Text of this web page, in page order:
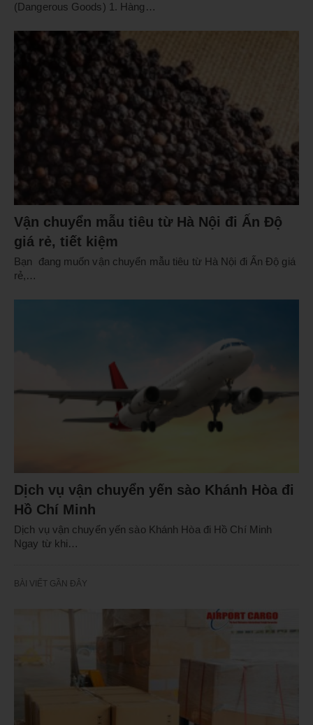
(Dangerous Goods) 1. Hàng…
Vận chuyển mẫu tiêu từ Hà Nội đi Ấn Độ
giá rẻ, tiết kiệm
Bạn đang muốn vận chuyển mẫu tiêu từ Hà Nội đi Ấn Độ giá
rẻ,…
Dịch vụ vận chuyển yến sào Khánh Hòa đi
Hồ Chí Minh
Dịch vụ vận chuyển yến sào Khánh Hòa đi Hồ Chí Minh
Ngay từ khi…
BÀI VIẾT GẦN ĐÂY